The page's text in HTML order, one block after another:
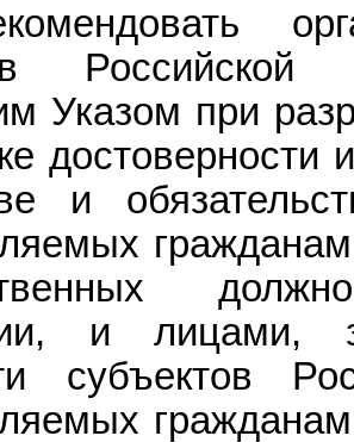
Российской
Указом при
достоверности
и
и лицами,
субъектов